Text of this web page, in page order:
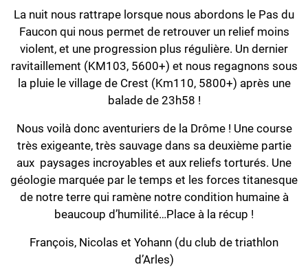
La nuit nous rattrape lorsque nous abordons le Pas du
Faucon qui nous permet de retrouver un relief moins
violent, et une progression plus régulière. Un dernier
ravitaillement (KM103, 5600+) et nous regagnons sous
la pluie le village de Crest (Km110, 5800+) après une
balade de 23h58 !
Nous voilà donc aventuriers de la Drôme ! Une course
très exigeante, très sauvage dans sa deuxième partie
aux paysages incroyables et aux reliefs torturés. Une
géologie marquée par le temps et les forces titanesque
de notre terre qui ramène notre condition humaine à
beaucoup d’humilité…Place à la récup !
François, Nicolas et Yohann (du club de triathlon
d’Arles)